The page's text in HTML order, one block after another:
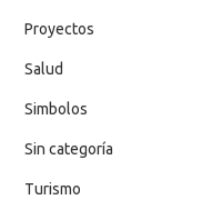
Proyectos
Salud
Simbolos
Sin categoría
Turismo